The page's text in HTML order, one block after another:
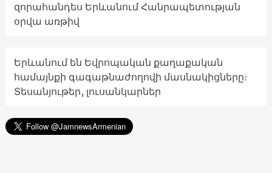
զորահանդես Երևանում Հանրապետության
օրվա առթիվ
Երևանում են Եվրոպական քաղաքական
համայնքի գագաթնաժողովի մասնակիցները։
Տեսանյութեր, լուսանկարներ